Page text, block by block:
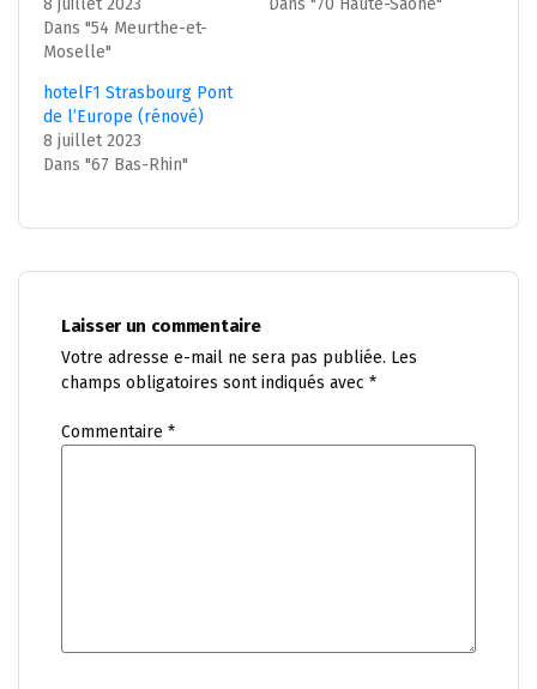
Dans "54 Meurthe-et-
Moselle"
hotelF1 Strasbourg Pont
de l’Europe (rénové)
8 juillet 2023
Dans "67 Bas-Rhin"
Laisser un commentaire
Votre adresse e-mail ne sera pas publiée. Les
champs obligatoires sont indiqués avec *
Commentaire *